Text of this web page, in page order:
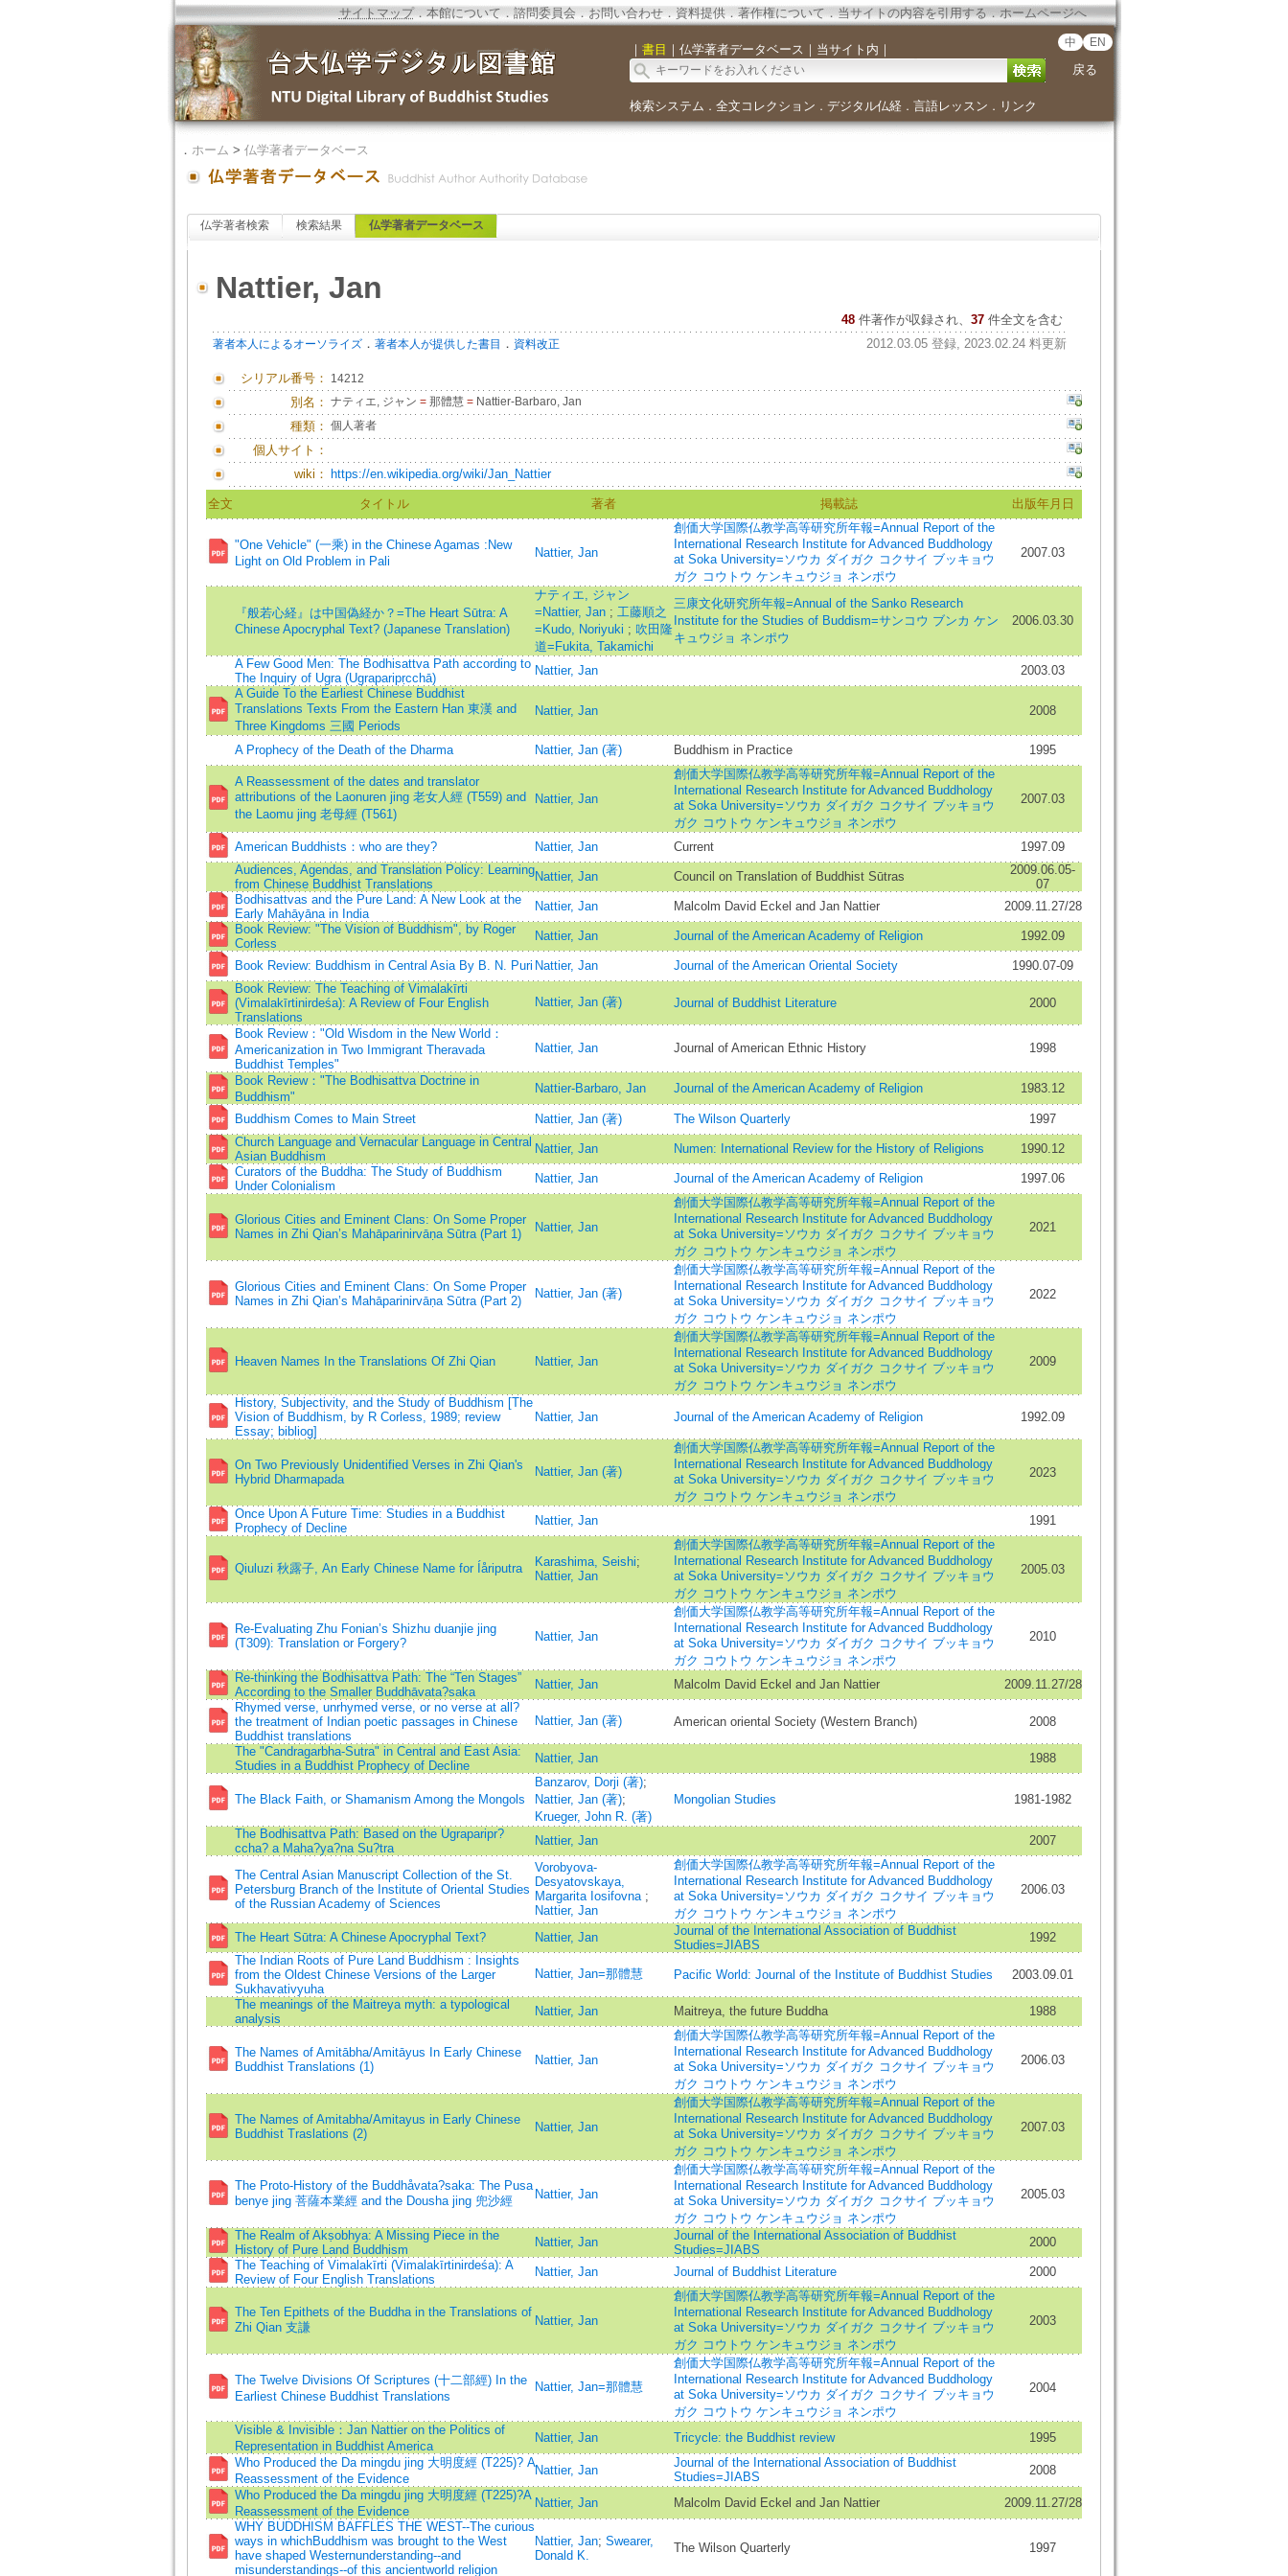
サイトマップ．本館について．諮問委員会． お問い合わせ． 資料提供．著作権について．当サイトの内容を引用する．ホームページへ
｜ 書目 ｜ 仏学著者データベース ｜ 当サイト内 ｜ 中 EN
戻る
検索システム ． 全文コレクション ． デジタル仏経． 言語レッスン ． リンク
． ホーム > 仏学著者データベース
仏学著者検索 検索結果 仏学著者データベース
Nattier, Jan
48 件著作が収録され、 37件全文を含む
著者本人によるオーソライズ． 著者本人が提供した書目 ． 資料改正 2012.03.05 登録, 2023.02.24 料更新
シリアル番号： 14212
別名： ナティエ, ジャン =那體慧 =Nattier-Barbaro, Jan
種類： 個人著者
個人サイト：
wiki：
https://en.wikipedia.org/wiki/Jan_Nattier
全文 タイトル 著者 掲載誌 出版年月日
"One Vehicle" (一乘) in the Chinese Agamas :New
Light on Old Problem in Pali
Nattier, Jan
創価大学国際仏教学高等研究所年報=Annual Report of the
International Research Institute for Advanced Buddhology
at Soka University=ソウカ ダイガク コクサイ ブッキョウ
ガク コウトウ ケンキュウジョ ネンポウ
2007.03
『般若心経』は中国偽経か？=The Heart Sūtra: A
Chinese Apocryphal Text? (Japanese Translation)
ナティエ, ジャン
=Nattier, Jan ; 工藤順之
=Kudo, Noriyuki ; 吹田隆
道=Fukita, Takamichi
三康文化研究所年報=Annual of the Sanko Research
Institute for the Studies of Buddism=サンコウ ブンカ ケン
キュウジョ ネンポウ
2006.03.30
A Few Good Men: The Bodhisattva Path according to
The Inquiry of Ugra (Ugraparipṛcchā)
Nattier, Jan
2003.03
A Guide To the Earliest Chinese Buddhist
Translations Texts From the Eastern Han 東漢 and
Three Kingdoms 三國 Periods
Nattier, Jan 2008
A Prophecy of the Death of the Dharma Nattier, Jan (著) Buddhism in Practice 1995
A Reassessment of the dates and translator
attributions of the Laonuren jing 老女人經 (T559) and
the Laomu jing 老母經 (T561)
Nattier, Jan
創価大学国際仏教学高等研究所年報=Annual Report of the
International Research Institute for Advanced Buddhology
at Soka University=ソウカ ダイガク コクサイ ブッキョウ
ガク コウトウ ケンキュウジョ ネンポウ
2007.03
American Buddhists：who are they? Nattier, Jan Current
1997.09
Audiences, Agendas, and Translation Policy: Learning
from Chinese Buddhist Translations
Nattier, Jan Council on Translation of Buddhist Sūtras
2009.06.05-
07
Bodhisattvas and the Pure Land: A New Look at the
Early Mahāyāna in India
Nattier, Jan Malcolm David Eckel and Jan Nattier
2009.11.27/28
Book Review: "The Vision of Buddhism", by Roger
Corless
Nattier, Jan Journal of the American Academy of Religion 1992.09
Book Review: Buddhism in Central Asia By B. N. Puri Nattier, Jan Journal of the American Oriental Society
1990.07-09
Book Review: The Teaching of Vimalakīrti
(Vimalakīrtinirdeśa): A Review of Four English
Translations
Nattier, Jan (著) Journal of Buddhist Literature 2000
Book Review："Old Wisdom in the New World：
Americanization in Two Immigrant Theravada
Buddhist Temples"
Nattier, Jan Journal of American Ethnic History 1998
Book Review："The Bodhisattva Doctrine in
Buddhism"
Nattier-Barbaro, Jan Journal of the American Academy of Religion 1983.12
Buddhism Comes to Main Street Nattier, Jan (著) The Wilson Quarterly
1997
Church Language and Vernacular Language in Central
Asian Buddhism
Nattier, Jan Numen: International Review for the History of Religions
1990.12
Curators of the Buddha: The Study of Buddhism
Under Colonialism
Nattier, Jan Journal of the American Academy of Religion 1997.06
Glorious Cities and Eminent Clans: On Some Proper
Names in Zhi Qian’s Mahāparinirvāṇa Sūtra (Part 1)
Nattier, Jan
創価大学国際仏教学高等研究所年報=Annual Report of the
International Research Institute for Advanced Buddhology
at Soka University=ソウカ ダイガク コクサイ ブッキョウ
ガク コウトウ ケンキュウジョ ネンポウ
2021
Glorious Cities and Eminent Clans: On Some Proper
Names in Zhi Qian’s Mahāparinirvāṇa Sūtra (Part 2)
Nattier, Jan (著)
創価大学国際仏教学高等研究所年報=Annual Report of the
International Research Institute for Advanced Buddhology
at Soka University=ソウカ ダイガク コクサイ ブッキョウ
ガク コウトウ ケンキュウジョ ネンポウ
2022
Heaven Names In the Translations Of Zhi Qian Nattier, Jan
創価大学国際仏教学高等研究所年報=Annual Report of the
International Research Institute for Advanced Buddhology
at Soka University=ソウカ ダイガク コクサイ ブッキョウ
ガク コウトウ ケンキュウジョ ネンポウ
2009
History, Subjectivity, and the Study of Buddhism [The
Vision of Buddhism, by R Corless, 1989; review
Essay; bibliog]
Nattier, Jan Journal of the American Academy of Religion 1992.09
On Two Previously Unidentified Verses in Zhi Qian's
Hybrid Dharmapada
Nattier, Jan (著)
創価大学国際仏教学高等研究所年報=Annual Report of the
International Research Institute for Advanced Buddhology
at Soka University=ソウカ ダイガク コクサイ ブッキョウ
ガク コウトウ ケンキュウジョ ネンポウ
2023
Once Upon A Future Time: Studies in a Buddhist
Prophecy of Decline
Nattier, Jan 1991
Qiuluzi 秋露子, An Early Chinese Name for Íåriputra Karashima, Seishi;
Nattier, Jan
創価大学国際仏教学高等研究所年報=Annual Report of the
International Research Institute for Advanced Buddhology
at Soka University=ソウカ ダイガク コクサイ ブッキョウ
ガク コウトウ ケンキュウジョ ネンポウ
2005.03
Re-Evaluating Zhu Fonian’s Shizhu duanjie jing
(T309): Translation or Forgery?
Nattier, Jan
創価大学国際仏教学高等研究所年報=Annual Report of the
International Research Institute for Advanced Buddhology
at Soka University=ソウカ ダイガク コクサイ ブッキョウ
ガク コウトウ ケンキュウジョ ネンポウ
2010
Re-thinking the Bodhisattva Path: The “Ten Stages”
According to the Smaller Buddhāvata?saka
Nattier, Jan Malcolm David Eckel and Jan Nattier
2009.11.27/28
Rhymed verse, unrhymed verse, or no verse at all?
the treatment of Indian poetic passages in Chinese
Buddhist translations
Nattier, Jan (著) American oriental Society (Western Branch) 2008
The "Candragarbha-Sutra" in Central and East Asia:
Studies in a Buddhist Prophecy of Decline
Nattier, Jan 1988
The Black Faith, or Shamanism Among the Mongols
Banzarov, Dorji (著);
Nattier, Jan (著);
Krueger, John R. (著)
Mongolian Studies 1981-1982
The Bodhisattva Path: Based on the Ugraparipr?
ccha? a Maha?ya?na Su?tra
Nattier, Jan 2007
The Central Asian Manuscript Collection of the St.
Petersburg Branch of the Institute of Oriental Studies
of the Russian Academy of Sciences
Vorobyova-
Desyatovskaya,
Margarita Iosifovna ;
Nattier, Jan
創価大学国際仏教学高等研究所年報=Annual Report of the
International Research Institute for Advanced Buddhology
at Soka University=ソウカ ダイガク コクサイ ブッキョウ
ガク コウトウ ケンキュウジョ ネンポウ
2006.03
The Heart Sūtra: A Chinese Apocryphal Text? Nattier, Jan
Journal of the International Association of Buddhist
Studies=JIABS
1992
The Indian Roots of Pure Land Buddhism : Insights
from the Oldest Chinese Versions of the Larger
Sukhavativyuha
Nattier, Jan=那體慧 Pacific World: Journal of the Institute of Buddhist Studies 2003.09.01
The meanings of the Maitreya myth: a typological
analysis
Nattier, Jan Maitreya, the future Buddha 1988
The Names of Amitābha/Amitāyus In Early Chinese
Buddhist Translations (1)
Nattier, Jan
創価大学国際仏教学高等研究所年報=Annual Report of the
International Research Institute for Advanced Buddhology
at Soka University=ソウカ ダイガク コクサイ ブッキョウ
ガク コウトウ ケンキュウジョ ネンポウ
2006.03
The Names of Amitabha/Amitayus in Early Chinese
Buddhist Traslations (2)
Nattier, Jan
創価大学国際仏教学高等研究所年報=Annual Report of the
International Research Institute for Advanced Buddhology
at Soka University=ソウカ ダイガク コクサイ ブッキョウ
ガク コウトウ ケンキュウジョ ネンポウ
2007.03
The Proto-History of the Buddhåvata?saka: The Pusa
benye jing 菩薩本業經 and the Dousha jing 兜沙經
Nattier, Jan
創価大学国際仏教学高等研究所年報=Annual Report of the
International Research Institute for Advanced Buddhology
at Soka University=ソウカ ダイガク コクサイ ブッキョウ
ガク コウトウ ケンキュウジョ ネンポウ
2005.03
The Realm of Akṣobhya: A Missing Piece in the
History of Pure Land Buddhism
Nattier, Jan
Journal of the International Association of Buddhist
Studies=JIABS
2000
The Teaching of Vimalakīrti (Vimalakīrtinirdeśa): A
Review of Four English Translations
Nattier, Jan Journal of Buddhist Literature 2000
The Ten Epithets of the Buddha in the Translations of
Zhi Qian 支謙
Nattier, Jan
創価大学国際仏教学高等研究所年報=Annual Report of the
International Research Institute for Advanced Buddhology
at Soka University=ソウカ ダイガク コクサイ ブッキョウ
ガク コウトウ ケンキュウジョ ネンポウ
2003
The Twelve Divisions Of Scriptures (十二部經) In the
Earliest Chinese Buddhist Translations
Nattier, Jan=那體慧
創価大学国際仏教学高等研究所年報=Annual Report of the
International Research Institute for Advanced Buddhology
at Soka University=ソウカ ダイガク コクサイ ブッキョウ
ガク コウトウ ケンキュウジョ ネンポウ
2004
Visible & Invisible：Jan Nattier on the Politics of
Representation in Buddhist America
Nattier, Jan Tricycle: the Buddhist review
1995
Who Produced the Da mingdu jing 大明度經 (T225)? A
Reassessment of the Evidence
Nattier, Jan
Journal of the International Association of Buddhist
Studies=JIABS
2008
Who Produced the Da mingdu jing 大明度經 (T225)?A
Reassessment of the Evidence
Nattier, Jan Malcolm David Eckel and Jan Nattier
2009.11.27/28
WHY BUDDHISM BAFFLES THE WEST--The curious
ways in whichBuddhism was brought to the West
have shaped Westernunderstanding--and
misunderstandings--of this ancientworld religion
Nattier, Jan; Swearer,
Donald K.
The Wilson Quarterly 1997